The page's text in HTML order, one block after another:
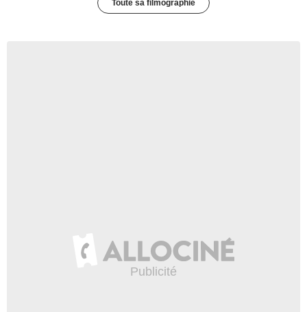
Toute sa filmographie